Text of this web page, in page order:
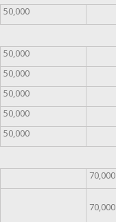
50,000
50,000
50,000
50,000
50,000
50,000
70,000
70,000